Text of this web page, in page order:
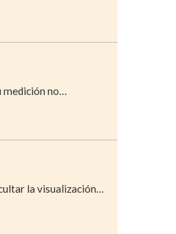
medición no…
la visualización…